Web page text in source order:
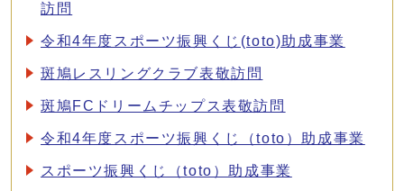
訪問
令和4年度スポーツ振興くじ(toto)助成事業
斑鳩レスリングクラブ表敬訪問
斑鳩FCドリームチップス表敬訪問
令和4年度スポーツ振興くじ（toto）助成事業
スポーツ振興くじ（toto）助成事業